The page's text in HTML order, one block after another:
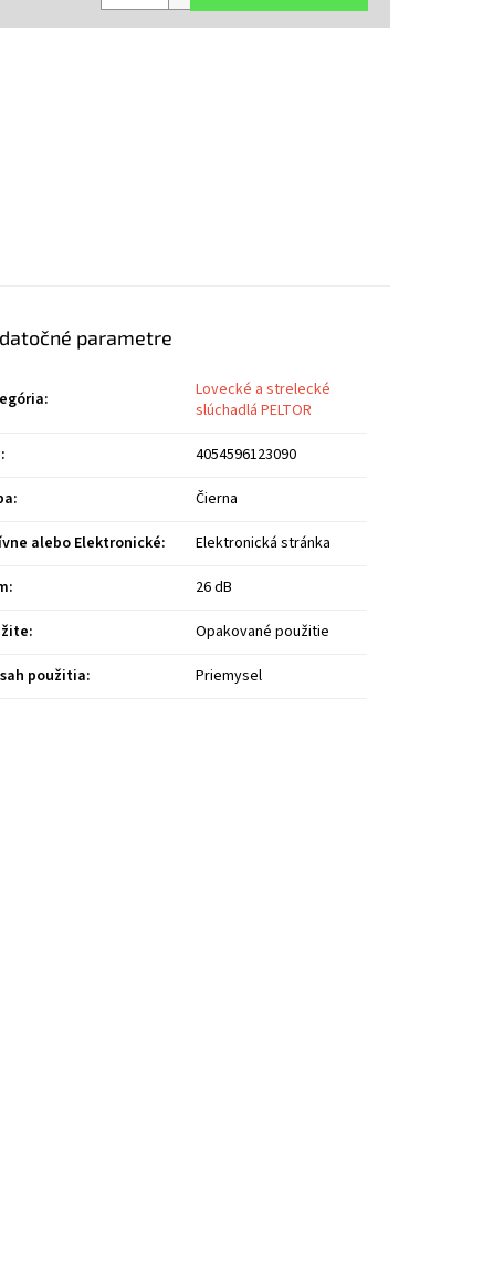
parametre
:
Lovecké a strelecké
slúchadlá PELTOR
:
4054596123090
:
Čierna
alebo Elektronické:
Elektronická stránka
:
26 dB
:
Opakované použitie
použitia: Priemysel